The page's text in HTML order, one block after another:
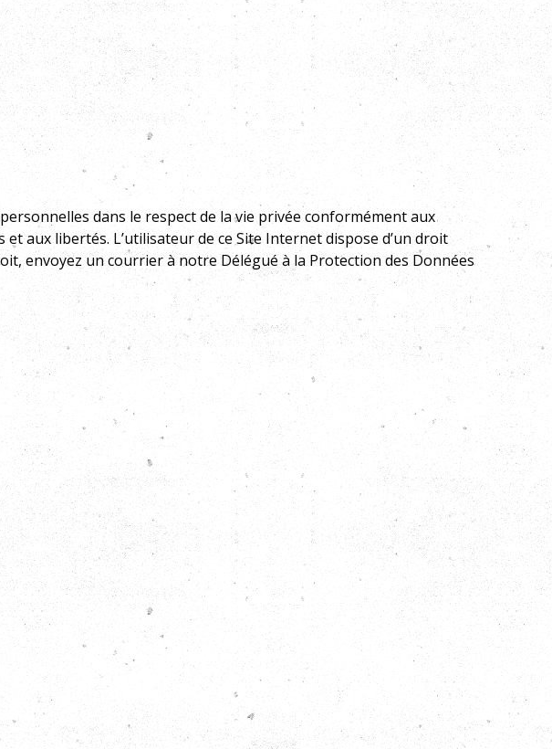
dans le respect de la vie privée conformément aux
aux libertés. L’utilisateur de ce Site Internet dispose d’un droit
envoyez un courrierà notre Délégué à la Protection des Données